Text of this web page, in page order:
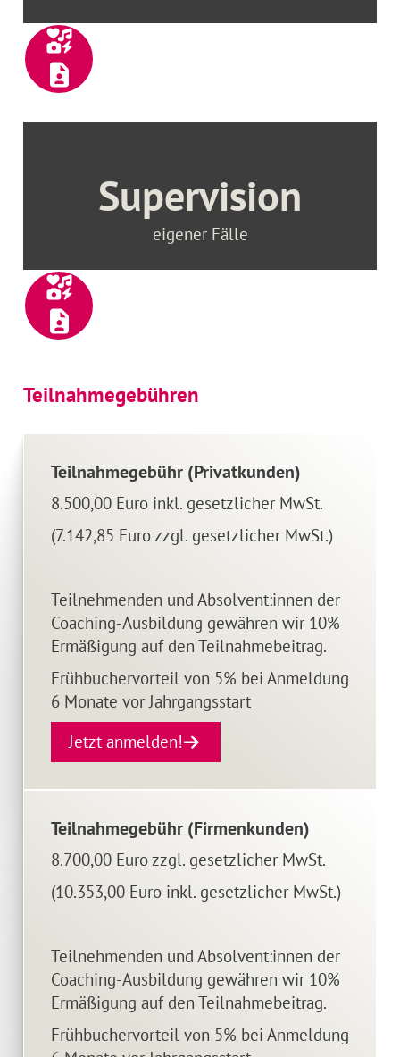
Supervision
eigener Fälle
Teilnahmegebühren
Teilnahmegebühr (Privatkunden)
8.500,00 Euro inkl. gesetzlicher MwSt.
(7.142,85 Euro zzgl. gesetzlicher MwSt.)
Teilnehmenden und Absolvent:innen der
Coaching-Ausbildung gewähren wir 10%
Ermäßigung auf den Teilnahmebeitrag.
Frühbuchervorteil von 5% bei Anmeldung
6 Monate vor Jahrgangsstart
Jetzt anmelden!
Teilnahmegebühr (Firmenkunden)
8.700,00 Euro zzgl. gesetzlicher MwSt.
(10.353,00 Euro inkl. gesetzlicher MwSt.)
Teilnehmenden und Absolvent:innen der
Coaching-Ausbildung gewähren wir 10%
Ermäßigung auf den Teilnahmebeitrag.
Frühbuchervorteil von 5% bei Anmeldung